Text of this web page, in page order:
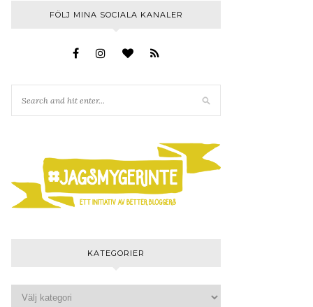
FÖLJ MINA SOCIALA KANALER
KATEGORIER